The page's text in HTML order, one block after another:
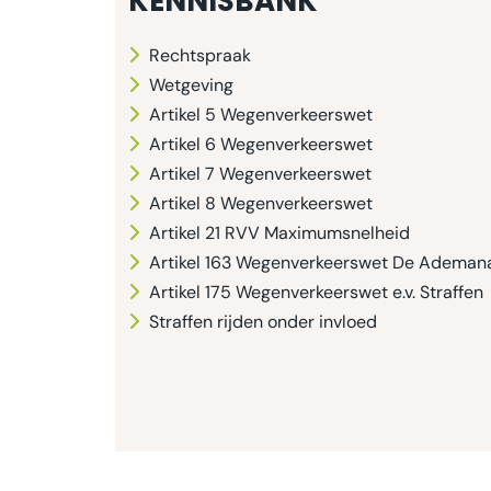
Rechtspraak
Wetgeving
Artikel 5 Wegenverkeerswet
Artikel 6 Wegenverkeerswet
Artikel 7 Wegenverkeerswet
Artikel 8 Wegenverkeerswet
Artikel 21 RVV Maximumsnelheid
Artikel 163 Wegenverkeerswet De
Artikel 175 Wegenverkeerswet e.v. Straffen
Straffen rijden onder invloed